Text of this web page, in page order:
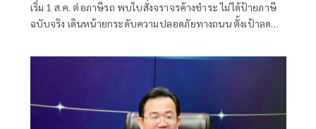
เริ่ม 1 ส.ค. ต่อภาษีรถ พบใบสั่งจราจรค้างชำระ ไม่ได้ป้ายภาษี
ฉบับจริง เดินหน้ายกระดับความปลอดภัยทางถนน ตั้งเป้าลดผู้